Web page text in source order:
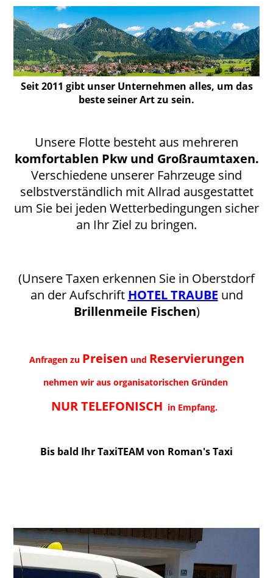
Seit 2011 gibt unser Unternehmen alles, um das
beste seiner Art zu sein.
Unsere Flotte besteht aus mehreren
komfortablen Pkw und Großraumtaxen.
Verschiedene unserer Fahrzeuge sind
selbstverständlich mit Allrad ausgestattet
um Sie bei jeden Wetterbedingungen sicher
an Ihr Ziel zu bringen.
(Unsere Taxen erkennen Sie in Oberstdorf
an der Aufschrift HOTEL TRAUBE und
Brillenmeile Fischen)
Anfragen zu Preisen und Reservierungen
nehmen wir aus organisatorischen Gründen
NUR TELEFONISCH in Empfang.
Bis bald Ihr TaxiTEAM von Roman's Taxi